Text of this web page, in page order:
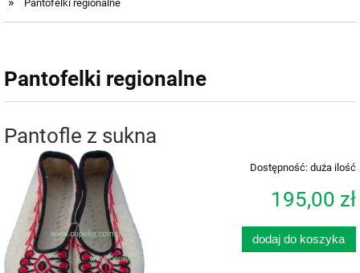
Pantofelki regionalne
Pantofelki regionalne
Pantofle z sukna
Dostępność: duża ilość
195,00 zł
dodaj do koszyka